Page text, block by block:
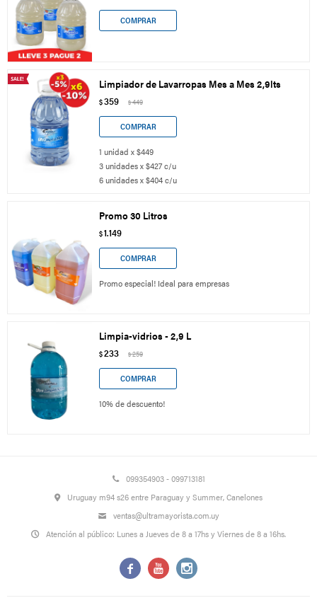
Limpiador de Lavarropas Mes a Mes 2,9lts
$359 $449
1 unidad x $449
3 unidades x $427 c/u
6 unidades x $404 c/u
Promo 30 Litros
$1.149
Promo especial! Ideal para empresas
Limpia-vidrios - 2,9 L
$233 $259
10% de descuento!
099354903 - 099713181
Uruguay m94 s26 entre Paraguay y Summer, Canelones
ventas@ultramayorista.com.uy
Atención al público: Lunes a Jueves de 8 a 17hs y Viernes de 8 a 16hs.
  